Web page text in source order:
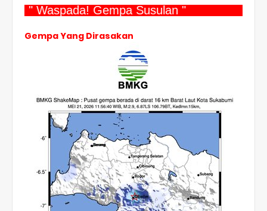
" Waspada! Gempa Susulan "
Gempa Yang Dirasakan